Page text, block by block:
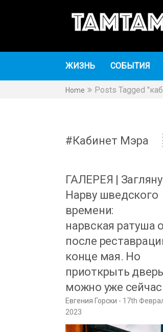
TAMTAM
ЖИЗНЬ СОБЫТИЯ
Home Posts Tagged
Кабинет Мэра
ГАЛЕРЕЯ |
Нарву шведского
времени:
нарвская ратуша
после
конце мая. Но
приоткрыть дверь
можно уже сейчас
Евгения Горски
17th
2023